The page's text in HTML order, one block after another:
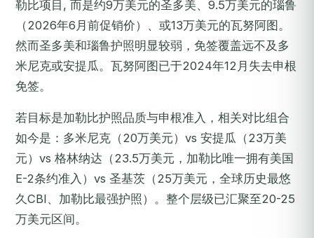
勒比项目, 而是约9万美元的圣多美、9.5万美元的瑙鲁
（2026年6月前促销价）、或13万美元的瓦努阿图。
然而圣多美和瑙鲁护照明显较弱，免签覆盖远不及多
米尼克或安提瓜。瓦努阿图已于2024年12月失去申根
免签。
若目标是加勒比护照品质与申根准入，相关对比组合
如今是：多米尼克（20万美元）vs 安提瓜（23万美
元）vs 格林纳达（23.5万美元，加勒比唯一拥有美国
E-2条约准入）vs 圣基茨（25万美元，全球历史最悠
久CBI、加勒比最强护照）。整个层级已汇聚至20-25
万美元区间。